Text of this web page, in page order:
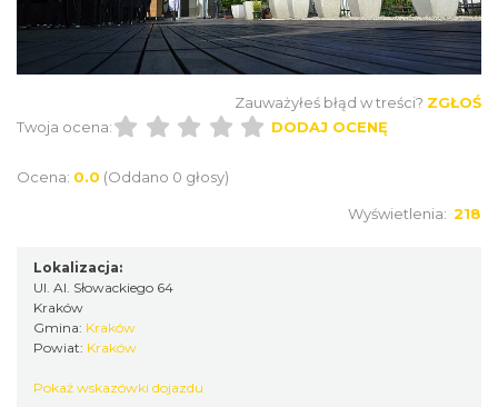
Zauważyłeś błąd w treści? ZGŁOŚ
Twoja ocena:
DODAJ OCENĘ
Ocena: 0.0 (Oddano 0 głosy)
Wyświetlenia: 218
Lokalizacja:
Ul. Al. Słowackiego 64
Kraków
Gmina: Kraków
Powiat: Kraków
Pokaż wskazówki dojazdu